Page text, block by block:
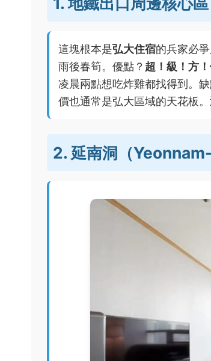
這塊根本是弘大住宿的兵家必
雨後春筍。優點？ 超！級！方！
凌晨兩點想吃炸雞都找得到。
價也通常是弘大區域的天花板。
2. 延南洞（